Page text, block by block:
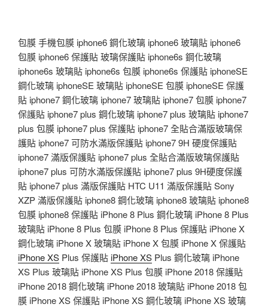
包膜 手機包膜 iphone6 鋼化玻璃 iphone6 玻璃貼 iphone6
包膜 iphone6 保護貼 玻璃保護貼 iphone6s 鋼化玻璃
iphone6s 玻璃貼 iphone6s 包膜 iphone6s 保護貼 iphoneSE
鋼化玻璃 iphoneSE 玻璃貼 iphoneSE 包膜 iphoneSE 保護
貼 iphone7 鋼化玻璃 iphone7 玻璃貼 iphone7 包膜 iphone7
保護貼 iphone7 plus 鋼化玻璃 iphone7 plus 玻璃貼 iphone7
plus 包膜 iphone7 plus 保護貼 iphone7 全貼合滿版玻璃保
護貼 iphone7 可防水滿版保護貼 iphone7 9H 硬度保護貼
iphone7 滿版保護貼 iphone7 plus 全貼合滿版玻璃保護貼
iphone7 plus 可防水滿版保護貼 iphone7 plus 9H硬度保護
貼 iphone7 plus 滿版保護貼 HTC U11 滿版保護貼 Sony
XZP 滿版保護貼 iphone8 鋼化玻璃 iphone8 玻璃貼 iphone8
包膜 iphone8 保護貼 iPhone 8 Plus 鋼化玻璃 iPhone 8 Plus
玻璃貼 iPhone 8 Plus 包膜 iPhone 8 Plus 保護貼 iPhone X
鋼化玻璃 iPhone X 玻璃貼 iPhone X 包膜 iPhone X 保護貼
iPhone XS Plus 保護貼iPhone XS Plus 鋼化玻璃 iPhone
XS Plus 玻璃貼 iPhone XS Plus 包膜 iPhone 2018 保護貼
iPhone 2018 鋼化玻璃 iPhone 2018 玻璃貼 iPhone 2018 包
膜 iPhone XS 保護貼 iPhone XS 鋼化玻璃 iPhone XS 玻璃